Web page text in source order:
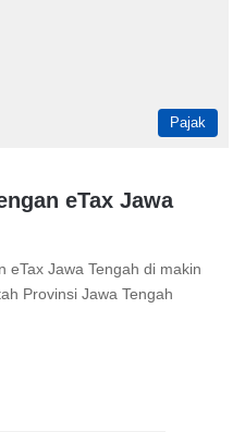
Pajak
eTax Jawa
eTax Jawa Tengah di makin
Provinsi Jawa Tengah